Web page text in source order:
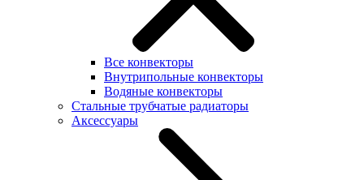
Все конвекторы
Внутрипольные конвекторы
Водяные конвекторы
Стальные трубчатые радиаторы
Аксессуары